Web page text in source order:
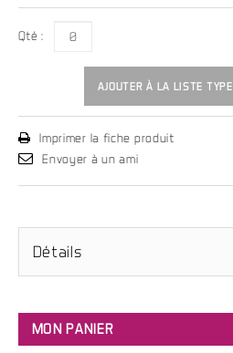
Qté :
AJOUTER À LA LISTE TYPE
Imprimer la fiche produit
Envoyer à un ami
Détails
MON PANIER